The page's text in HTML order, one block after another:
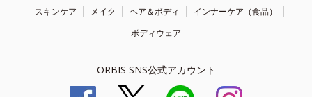
スキンケア メイク ヘア＆ボディ
インナーケア（食品）
ボディウェア
ORBIS SNS公式アカウント